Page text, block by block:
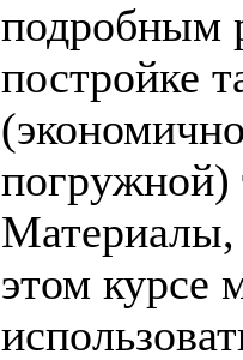
подробным
постройке
Материалы,
этом курсе